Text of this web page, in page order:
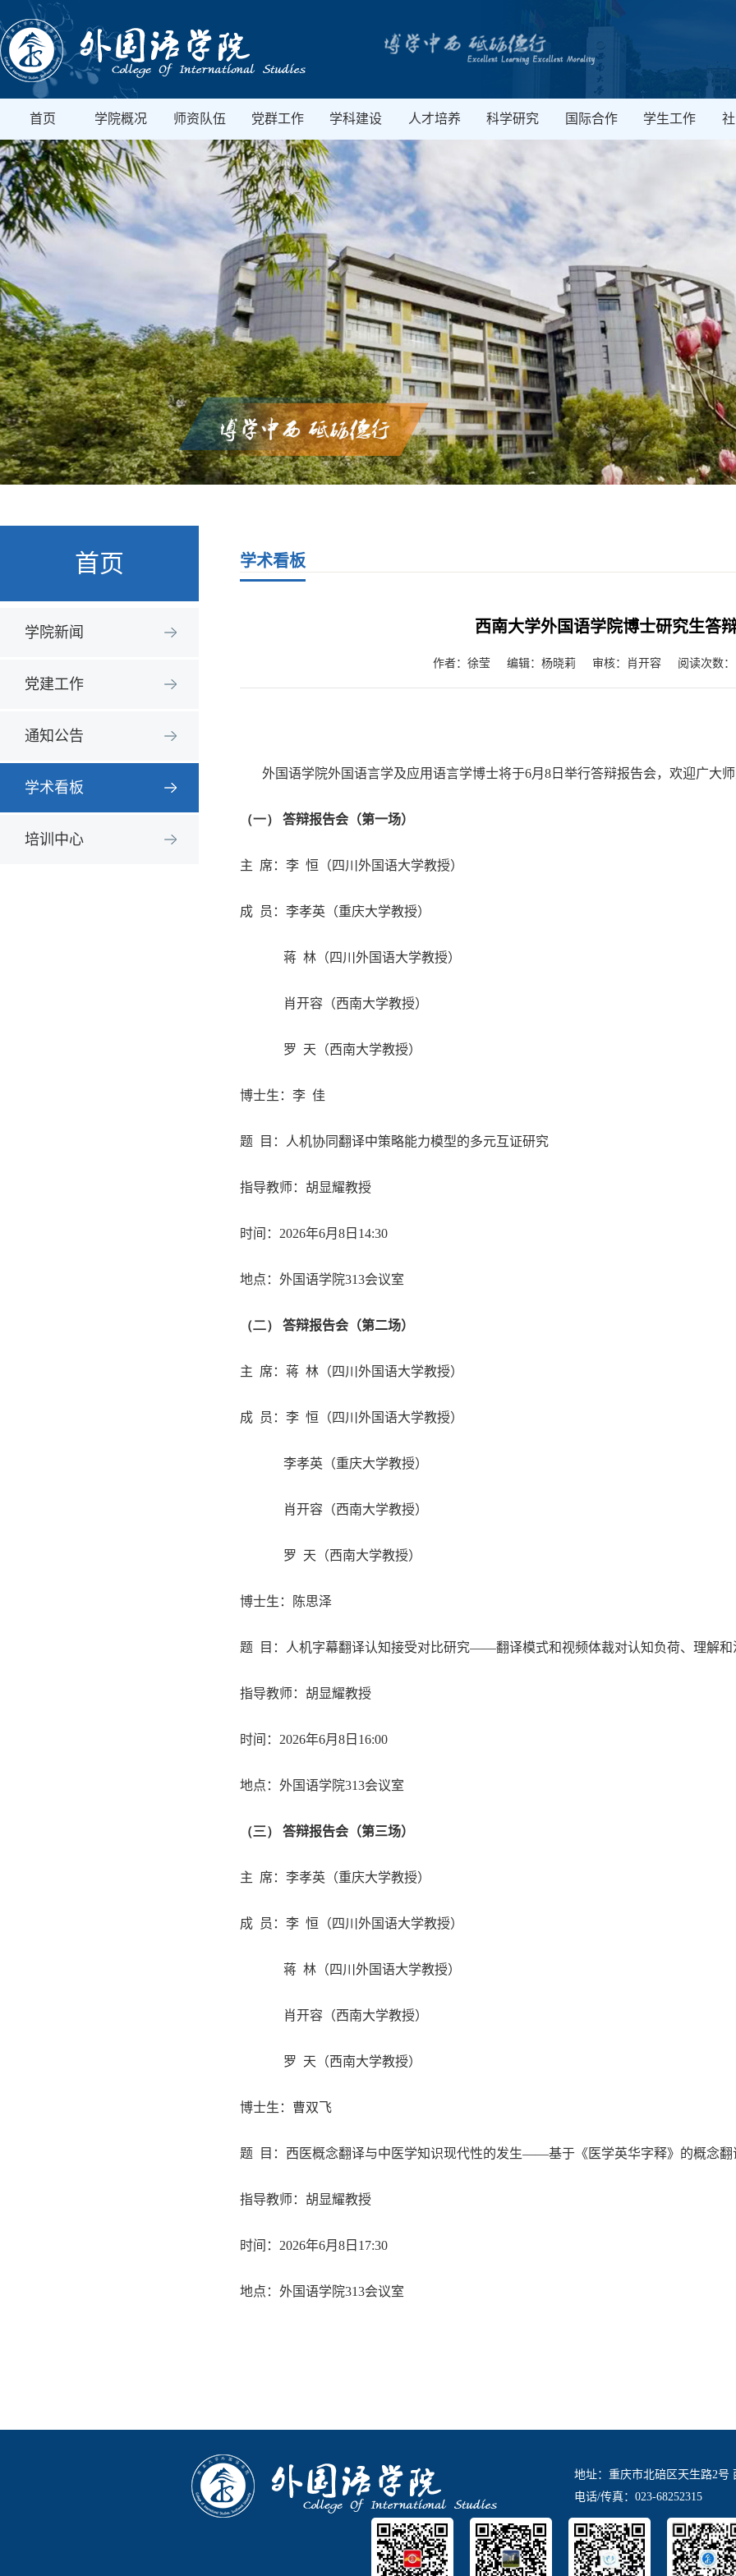
首页 学院概况 师资队伍 党群工作 学科建设 人才培养 科学研究 国际合作 学生工作
首页
学院新闻
党建工作
通知公告
学术看板
培训中心
学术看板
西南大学外国语学院博士研究生答
作者：徐莹 编辑：杨晓莉 审核：肖开容 阅读次数：
外国语学院外国语言学及应用语言学博士将于6月 8日举行答辩报告会，欢迎广大
（一） 答辩报告会（第一场）
主 席：李 恒（四川外国语大学教授）
成 员：李孝英（重庆大学教授）
蒋 林（四川外国语大学教授）
肖开容（西南大学教授）
罗 天（西南大学教授）
博士生：李 佳
题 目：人机协同翻译中策略能力模型的多元互证研究
指导教师：胡显耀教授
时间： 2026年6月 8 日 14:30
地点：外国语学院313会议室
（二） 答辩报告会（第二场）
主 席：蒋 林（四川外国语大学教授）
成 员：李 恒（四川外国语大学教授）
李孝英（重庆大学教授）
肖开容（西南大学教授）
罗 天（西南大学教授）
博士生：陈思泽
题 目：人机字幕翻译认知接受对比研究——翻译模式和视频体裁对认知负荷、理解
指导教师：胡显耀教授
时间： 2026年6月 8 日 16:00
地点：外国语学院313会议室
（三） 答辩报告会（第三场）
主 席：李孝英（重庆大学教授）
成 员：李 恒（四川外国语大学教授）
蒋 林（四川外国语大学教授）
肖开容（西南大学教授）
罗 天（西南大学教授）
博士生：曹双飞
题 目：西医概念翻译与中医学知识现代性的发生——基于《医学英华字释》的概念翻
指导教师：胡显耀教授
时间： 2026年6月 8 日 17:30
地点：外国语学院313会议室
地址：重庆市北碚区天生路2号
电话/传真：023-68252315